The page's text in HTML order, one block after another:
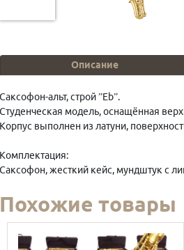
Описание
Саксофон-альт, строй ”Eb”.
Студенческая модель, оснащённая
Корпус выполнен из латуни,
Комплектация:
Саксофон, жесткий кейс, мундштук с
Похожие товары